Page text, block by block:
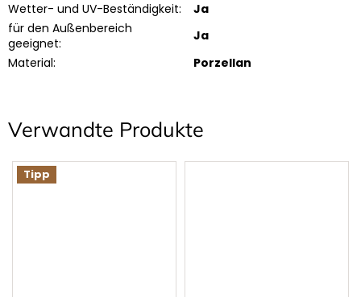
Verwandte Produkte
Tipp
Wetter- und UV-Beständigkeit:
Ja
für den Außenbereich
geeignet:
Ja
Material: Porzellan